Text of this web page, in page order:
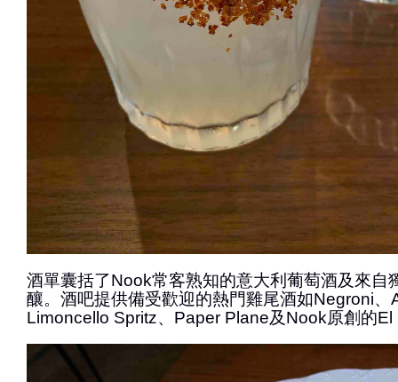
酒單囊括了Nook常客熟知的意大利葡萄酒及來自
釀。酒吧提供備受歡迎的熱門雞尾酒如Negroni、
Limoncello Spritz、Paper Plane及Nook原創的El